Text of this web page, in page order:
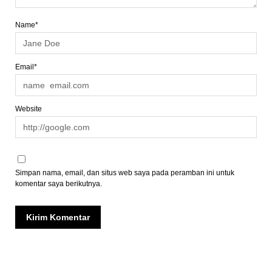
Name*
Email*
Website
Simpan nama, email, dan situs web saya pada peramban ini untuk
komentar saya berikutnya.